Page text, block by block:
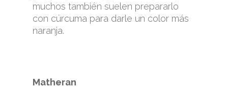
muchos también suelen prepararlo
con cúrcuma para darle un color más
naranja.
Matheran